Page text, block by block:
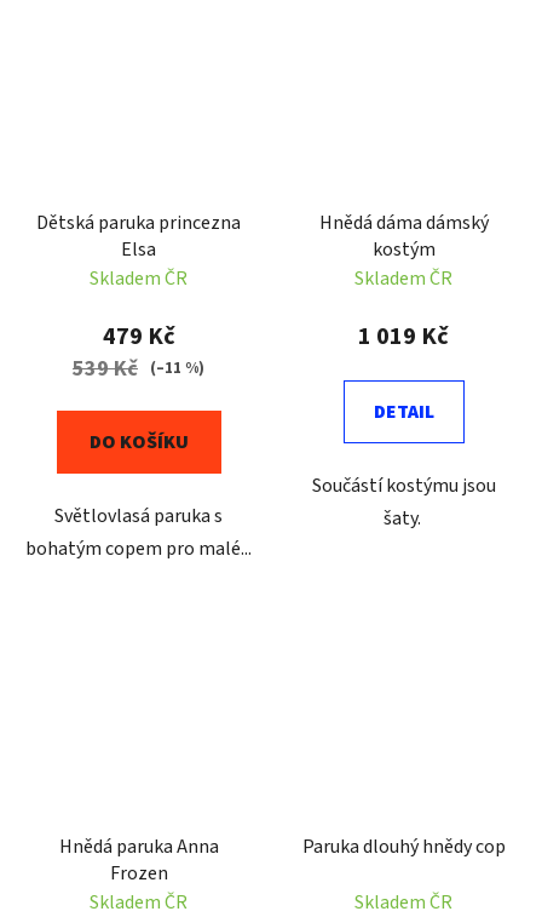
Dětská paruka princezna
Elsa
Skladem ČR
479 Kč
539 Kč (–11 %)
DO KOŠÍKU
Světlovlasá paruka s
bohatým copem pro malé...
Hnědá dáma dámský
kostým
Skladem ČR
1 019 Kč
DETAIL
Součástí kostýmu jsou
šaty.
Hnědá paruka Anna
Frozen
Skladem ČR
Paruka dlouhý hnědy cop
Skladem ČR